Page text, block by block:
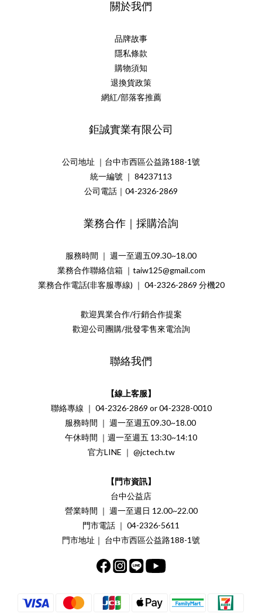
關於我們
品牌故事
隱私條款
購物須知
退換貨政策
網紅/部落客推薦
鉅誠實業有限公司
公司地址 ｜台中市西區公益路188-1號
統一編號 ｜ 84237113
公司電話｜04-2326-2869
業務合作｜採購洽詢
服務時間 ｜ 週一至週五09.30~18.00
業務合作聯絡信箱 ｜taiw125@gmail.com
業務合作電話(非客服專線) ｜ 04-2326-2869 分機20
歡迎異業合作/行銷合作提案
歡迎公司團購/批發零售來電洽詢
聯絡我們
【線上客服】
聯絡專線 ｜ 04-2326-2869 or 04-2328-0010
服務時間 ｜ 週一至週五09.30~18.00
午休時間 ｜週一至週五 13:30~14:10
官方LINE ｜ @jctech.tw
【門市資訊】
台中公益店
營業時間 ｜ 週一至週日 12.00~22.00
門市電話 ｜ 04-2326-5611
門市地址｜ 台中市西區公益路188-1號